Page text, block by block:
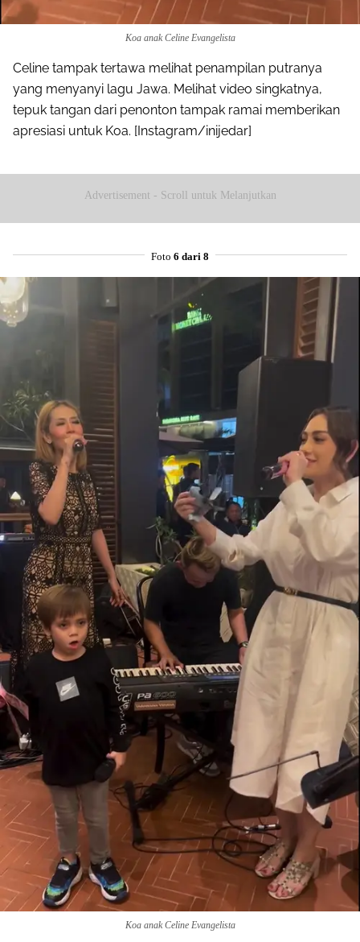
Koa anak Celine Evangelista
Celine tampak tertawa melihat penampilan putranya
yang menyanyi lagu Jawa. Melihat video singkatnya,
tepuk tangan dari penonton tampak ramai memberikan
apresiasi untuk Koa. [Instagram/inijedar]
Advertisement - Scroll untuk Melanjutkan
Foto 6 dari 8
Koa anak Celine Evangelista